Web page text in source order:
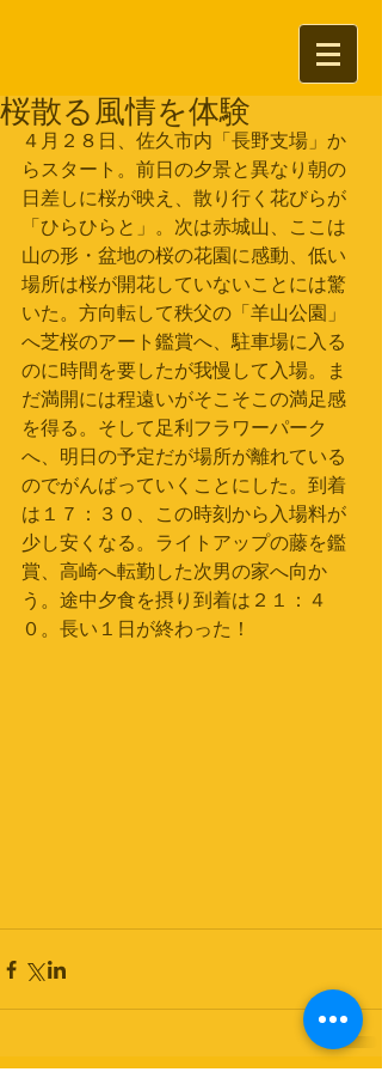
桜散る風情を体験
４月２８日、佐久市内「長野支場」か
らスタート。前日の夕景と異なり朝の
日差しに桜が映え、散り行く花びらが
「ひらひらと」。次は赤城山、ここは
山の形・盆地の桜の花園に感動、低い
場所は桜が開花していないことには驚
いた。方向転して秩父の「羊山公園」
へ芝桜のアート鑑賞へ、駐車場に入る
のに時間を要したが我慢して入場。ま
だ満開には程遠いがそこそこの満足感
を得る。そして足利フラワーパーク
へ、明日の予定だが場所が離れている
のでがんばっていくことにした。到着
は１７：３０、この時刻から入場料が
少し安くなる。ライトアップの藤を鑑
賞、高崎へ転勤した次男の家へ向か
う。途中夕食を摂り到着は２１：４
０。長い１日が終わった！